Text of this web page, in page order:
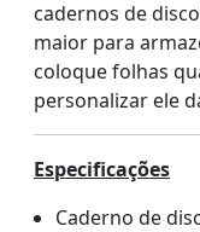
cadernos de
maior para
coloque folhas
personalizar ele
Especificações
Caderno de